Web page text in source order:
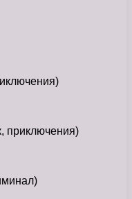
приключения)